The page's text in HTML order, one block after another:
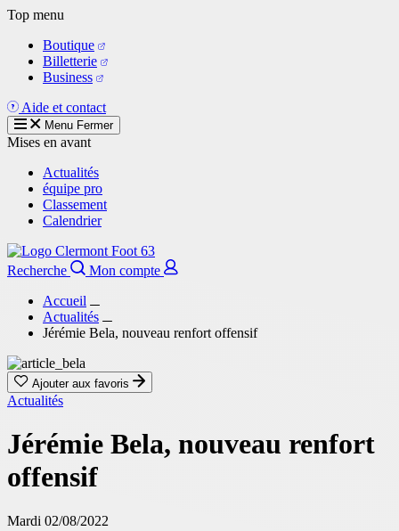
Aller
contenu
principal
Top menu
Boutique
Billetterie
Business
Aide et contact
Menu Fermer
Mises en avant
Actualités
équipe pro
Classement
Calendrier
Recherche
Mon compte
Accueil
Actualités
Jérémie Bela, nouveau renfort offensif
Ajouter aux favoris
Actualités
Jérémie Bela, nouveau renfort
offensif
Mardi 02/08/2022